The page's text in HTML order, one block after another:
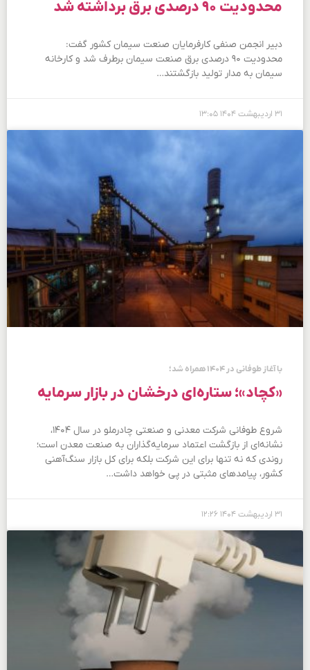
محدودیت ۹۰ درصدی برق برداشته شد
دبیر انجمن صنفی کارفرمایان صنعت سیمان کشور گفت:
محدودیت ۹۰ درصدی برق صنعت سیمان برطرف شد و کارخانه
سیمان به مدار تولید بازگشتند…
۳۱ اردیبهشت ۱۴۰۴ ۱۳:۰۵
با آغاز طوفانی در ۱۴۰۴ همراه شد؛
«کچاد»؛ ستاره‌ای درخشان در بازار سرمایه
شروع طوفانی شرکت معدنی و صنعتی چادرملو در سال ۱۴۰۴،
نشانه‌ای از بازگشت اعتماد سرمایه‌گذاران به صنعت معدن است؛
روندی که نه‌ تنها برای این شرکت بلکه برای کل بازار سنگ‌آهنی
کشور، پیامدهای مثبتی در پی خواهد داشت…
۳۱ اردیبهشت ۱۴۰۴ ۱۲:۲۶